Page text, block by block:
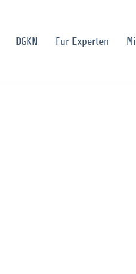
DGKN Für Experten